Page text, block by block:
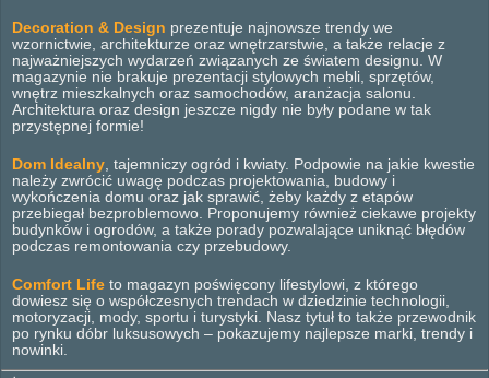
Decoration & Design prezentuje najnowsze trendy we
wzornictwie, architekturze oraz wnętrzarstwie, a także relacje z
najważniejszych wydarzeń związanych ze światem designu. W
magazynie nie brakuje prezentacji stylowych mebli, sprzętów,
wnętrz mieszkalnych oraz samochodów, aranżacja salonu.
Architektura oraz design jeszcze nigdy nie były podane w tak
przystępnej formie!
Dom Idealny, tajemniczy ogród i kwiaty. Podpowie na jakie kwestie
należy zwrócić uwagę podczas projektowania, budowy i
wykończenia domu oraz jak sprawić, żeby każdy z etapów
przebiegał bezproblemowo. Proponujemy również ciekawe projekty
budynków i ogrodów, a także porady pozwalające uniknąć błędów
podczas remontowania czy przebudowy.
Comfort Life to magazyn poświęcony lifestylowi, z którego
dowiesz się o współczesnych trendach w dziedzinie technologii,
motoryzacji, mody, sportu i turystyki. Nasz tytuł to także przewodnik
po rynku dóbr luksusowych – pokazujemy najlepsze marki, trendy i
nowinki.